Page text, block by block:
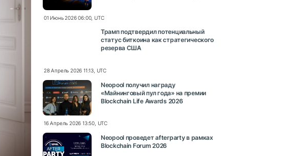
01 Июнь 2026 06:00, UTC
Трамп подтвердил потенциальный
статус биткоина как стратегического
резерва США
28 Апрель 2026 11:13, UTC
Neopool получил награду
«Майнинговый пул года» на премии
Blockchain Life Awards 2026
16 Апрель 2026 13:50, UTC
Neopool проведет afterparty в рамках
Blockchain Forum 2026